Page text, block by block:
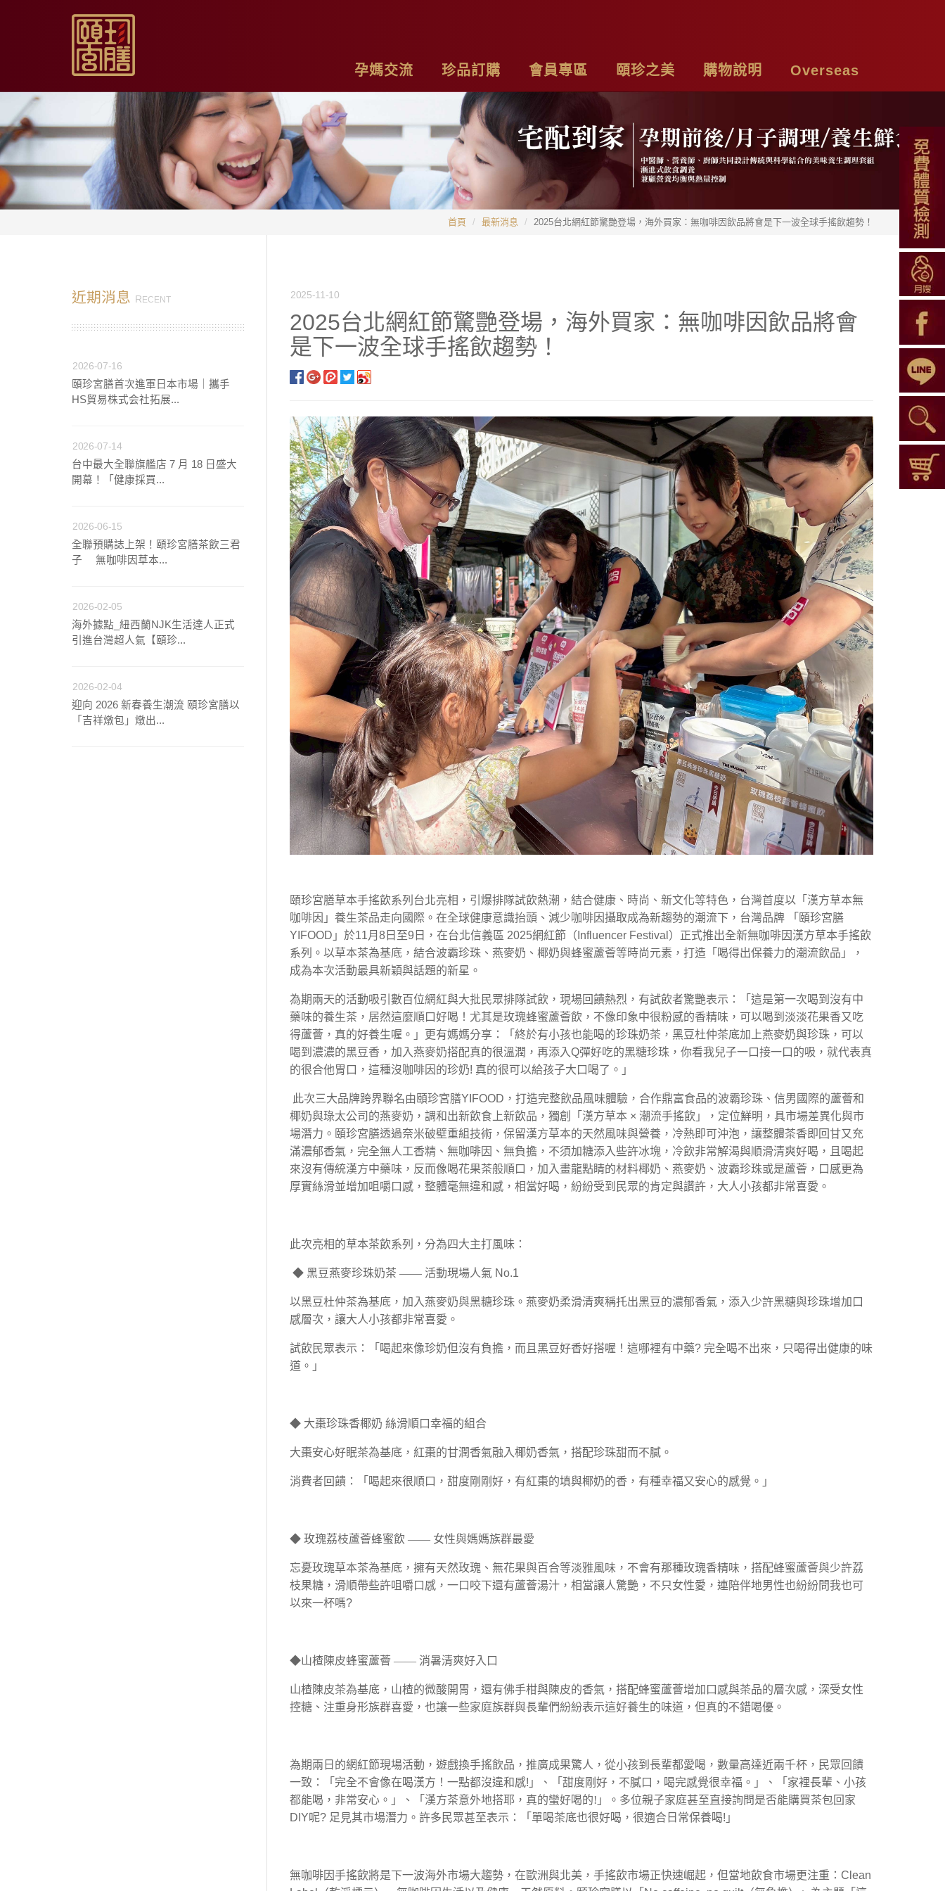
孕媽交流
影片分享
珍品訂購
【限時促銷】玫瑰夏日亮麗計畫
【居家月子DIY】坐月子料理食材套組
【日常飲用】東方草本茶系列
【無禮盒自用】烏骨滴雞精家庭號
【中醫師推薦】兒童成長系列
【營養師推薦】寶寶、銀髮粥品系列
【台灣坐月子】月子周邊商品
【海外購物Oversea】滴雞精、30日坐月子調養套組
會員專區
購物車
我的訂單
頤珍之美
品牌故事
聯絡我們
隱私權聲明
購物說明
付款方式
Overseas
Tea Bags
首頁 最新消息 2025台北網紅節驚艷登場，海外買家：無咖啡因飲品將會是下一波全球手搖飲趨勢！
近期消息 R ECENT
2026-07-16
頤珍宮膳首次進軍日本市場｜攜手
HS貿易株式会社拓展...
2026-07-14
台中最大全聯旗艦店 7 月 18 日盛大
開幕！「健康採買...
2026-06-15
全聯預購誌上架！頤珍宮膳茶飲三君
子 無咖啡因草本...
2026-02-05
海外據點_紐西蘭NJK生活達人正式
引進台灣超人氣【頤珍...
2026-02-04
迎向 2026 新春養生潮流 頤珍宮膳以
「吉祥燉包」燉出...
2025-11-10
2025台北網紅節驚艷登場，海外買家：無咖啡因飲品將會
是下一波全球手搖飲趨勢！